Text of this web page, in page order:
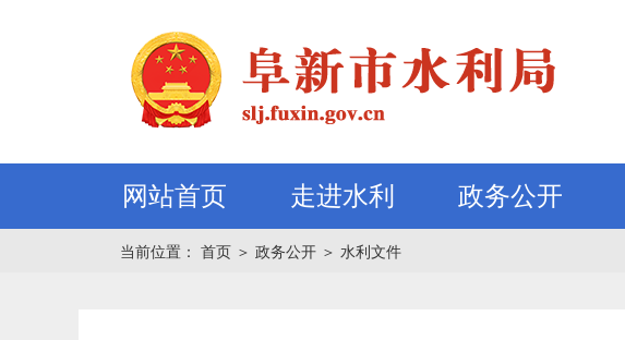
网站首页 走进水利 政务公开
当前位置： 首页 ＞ 政务公开 ＞ 水利文件